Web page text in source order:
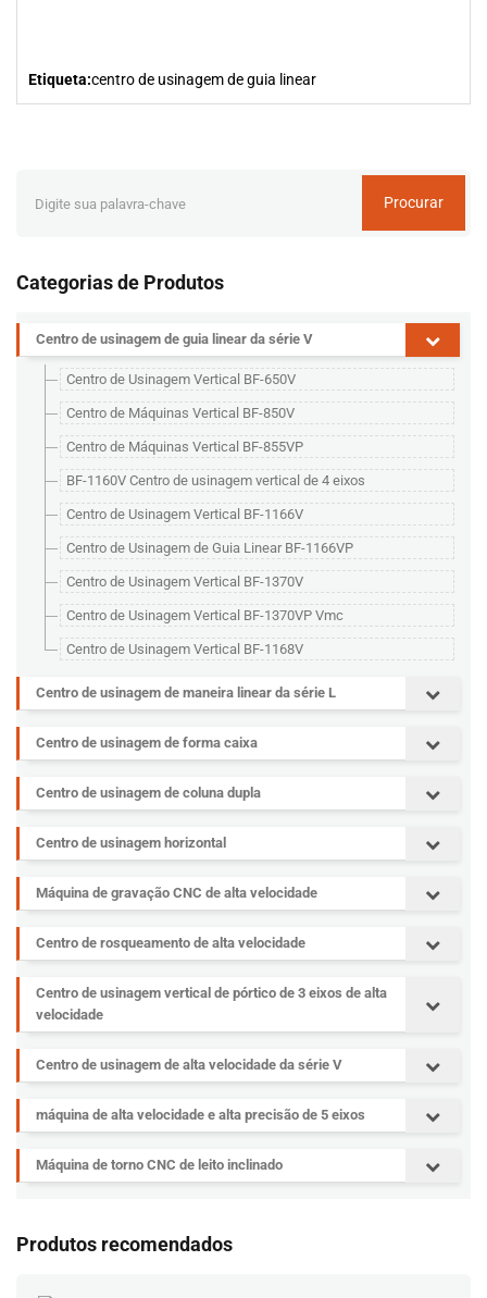
Etiqueta:centro de usinagem de guia linear
Procurar
Categorias de Produtos
Centro de usinagem de guia linear da série V
Centro de Usinagem Vertical BF-650V
Centro de Máquinas Vertical BF-850V
Centro de Máquinas Vertical BF-855VP
BF-1160V Centro de usinagem vertical de 4 eixos
Centro de Usinagem Vertical BF-1166V
Centro de Usinagem de Guia Linear BF-1166VP
Centro de Usinagem Vertical BF-1370V
Centro de Usinagem Vertical BF-1370VP Vmc
Centro de Usinagem Vertical BF-1168V
Centro de usinagem de maneira linear da série L
Centro de usinagem de forma caixa
Centro de usinagem de coluna dupla
Centro de usinagem horizontal
Máquina de gravação CNC de alta velocidade
Centro de rosqueamento de alta velocidade
Centro de usinagem vertical de pórtico de 3 eixos de alta
velocidade
Centro de usinagem de alta velocidade da série V
máquina de alta velocidade e alta precisão de 5 eixos
Máquina de torno CNC de leito inclinado
Produtos recomendados